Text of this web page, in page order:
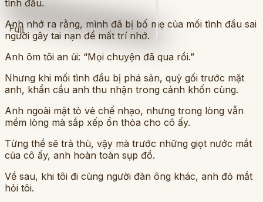
Full
tình đầu.
Anh nhớ ra rằng, mình đã bị bố mẹ của mối tình đầu sai
người gây tai nạn để mất trí nhớ.
Anh ôm tôi an ủi: “Mọi chuyện đã qua rồi.”
Nhưng khi mối tình đầu bị phá sản, quỳ gối trước mặt
anh, khẩn cầu anh thu nhận trong cảnh khốn cùng.
Anh ngoài mặt tỏ vẻ chế nhạo, nhưng trong lòng vẫn
mềm lòng mà sắp xếp ổn thỏa cho cô ấy.
Từng thề sẽ trả thù, vậy mà trước những giọt nước mắt
của cô ấy, anh hoàn toàn sụp đổ.
Về sau, khi tôi đi cùng người đàn ông khác, anh đỏ mắt
hỏi tôi.